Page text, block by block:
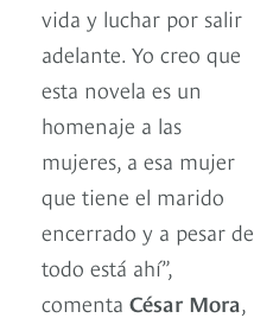
vida y luchar por salir
adelante. Yo creo que
esta novela es un
homenaje a las
mujeres, a esa mujer
que tiene el marido
encerrado y a pesar de
todo está ahí”,
comenta César Mora,